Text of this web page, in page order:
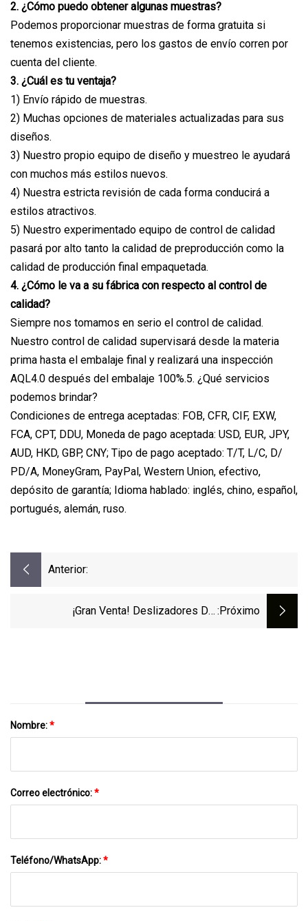
2. ¿Cómo puedo obtener algunas muestras?
Podemos proporcionar muestras de forma gratuita si
tenemos existencias, pero los gastos de envío corren por
cuenta del cliente.
3. ¿Cuál es tu ventaja?
1) Envío rápido de muestras.
2) Muchas opciones de materiales actualizadas para sus
diseños.
3) Nuestro propio equipo de diseño y muestreo le ayudará
con muchos más estilos nuevos.
4) Nuestra estricta revisión de cada forma conducirá a
estilos atractivos.
5) Nuestro experimentado equipo de control de calidad
pasará por alto tanto la calidad de preproducción como la
calidad de producción final empaquetada.
4. ¿Cómo le va a su fábrica con respecto al control de
calidad?
Siempre nos tomamos en serio el control de calidad.
Nuestro control de calidad supervisará desde la materia
prima hasta el embalaje final y realizará una inspección
AQL4.0 después del embalaje 100%.5. ¿Qué servicios
podemos brindar?
Condiciones de entrega aceptadas: FOB, CFR, CIF, EXW,
FCA, CPT, DDU, Moneda de pago aceptada: USD, EUR, JPY,
AUD, HKD, GBP, CNY; Tipo de pago aceptado: T/T, L/C, D/
PD/A, MoneyGram, PayPal, Western Union, efectivo,
depósito de garantía; Idioma hablado: inglés, chino, español,
portugués, alemán, ruso.
Anterior:
¡Gran Venta! Deslizadores Del
:próximo
Nombre:*
Correo electrónico:*
Teléfono/WhatsApp:*